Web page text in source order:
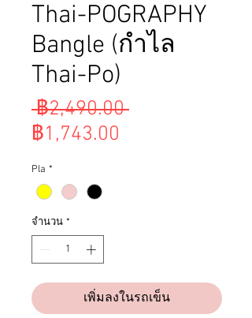
Thai-POGRAPHY
Bangle (กำไล
Thai-Po)
฿2,490.00 ราคา
฿1,743.00
Pla *
จำนวน *
เพิ่มลงในรถเข็น